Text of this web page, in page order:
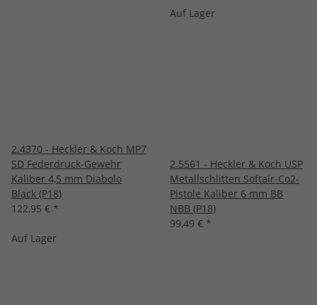
2.4370 - Heckler & Koch MP7
SD Federdruck-Gewehr
Kaliber 4,5 mm Diabolo
Black (P18)
122,95 € *
Auf Lager
2.5561 - Heckler & Koch USP
Metallschlitten Softair-Co2-
Pistole Kaliber 6 mm BB
NBB (P18)
99,49 € *
Auf Lager